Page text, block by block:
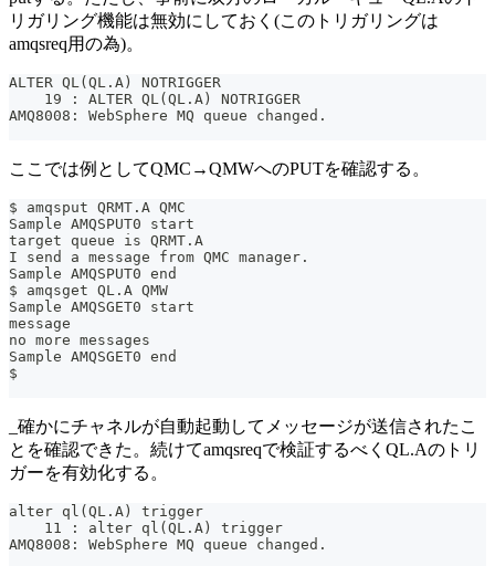
リガリング機能は無効にしておく(このトリガリングは
amqsreq用の為)。
ALTER QL(QL.A) NOTRIGGER
    19 : ALTER QL(QL.A) NOTRIGGER
AMQ8008: WebSphere MQ queue changed.
ここでは例としてQMC→QMWへのPUTを確認する。
$ amqsput QRMT.A QMC
Sample AMQSPUT0 start
target queue is QRMT.A
I send a message from QMC manager.
Sample AMQSPUT0 end
$ amqsget QL.A QMW
Sample AMQSGET0 start
message
no more messages
Sample AMQSGET0 end
$
_確かにチャネルが自動起動してメッセージが送信されたこ
とを確認できた。続けてamqsreqで検証するべくQL.Aのトリ
ガーを有効化する。
alter ql(QL.A) trigger
    11 : alter ql(QL.A) trigger
AMQ8008: WebSphere MQ queue changed.